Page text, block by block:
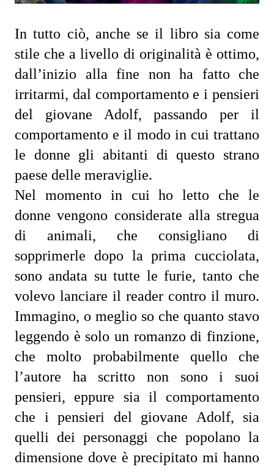
In tutto ciò, anche se il libro sia come
stile che a livello di originalità è ottimo,
dall’inizio alla fine non ha fatto che
irritarmi, dal comportamento e i pensieri
del giovane Adolf, passando per il
comportamento e il modo in cui trattano
le donne gli abitanti di questo strano
paese delle meraviglie.
Nel momento in cui ho letto che le
donne vengono considerate alla stregua
di animali, che consigliano di
sopprimerle dopo la prima cucciolata,
sono andata su tutte le furie, tanto che
volevo lanciare il reader contro il muro.
Immagino, o meglio so che quanto stavo
leggendo è solo un romanzo di finzione,
che molto probabilmente quello che
l’autore ha scritto non sono i suoi
pensieri, eppure sia il comportamento
che i pensieri del giovane Adolf, sia
quelli dei personaggi che popolano la
dimensione dove è precipitato mi hanno